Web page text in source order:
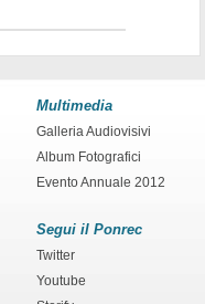
Multimedia
Galleria Audiovisivi
Album Fotografici
Evento Annuale 2012
Segui il Ponrec
Twitter
Youtube